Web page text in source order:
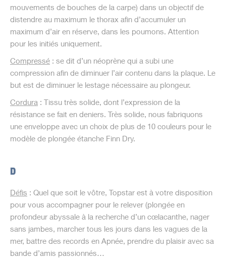
mouvements de bouches de la carpe) dans un objectif de
distendre au maximum le thorax afin d’accumuler un
maximum d’air en réserve, dans les poumons. Attention
pour les initiés uniquement.
Compressé : se dit d’un néoprène qui a subi une
compression afin de diminuer l’air contenu dans la plaque. Le
but est de diminuer le lestage nécessaire au plongeur.
Cordura : Tissu très solide, dont l’expression de la
résistance se fait en deniers. Très solide, nous fabriquons
une enveloppe avec un choix de plus de 10 couleurs pour le
modèle de plongée étanche Finn Dry.
D
Défis : Quel que soit le vôtre, Topstar est à votre disposition
pour vous accompagner pour le relever (plongée en
profondeur abyssale à la recherche d’un cœlacanthe, nager
sans jambes, marcher tous les jours dans les vagues de la
mer, battre des records en Apnée, prendre du plaisir avec sa
bande d’amis passionnés…